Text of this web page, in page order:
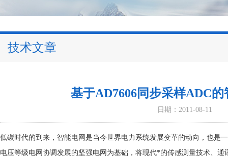
技术文章
基于AD7606同步采样ADC
日期：2011-08-11
低碳时代的到来，智能电网是当今世界电力系统发展变革的动向，也是
电压等级电网协调发展的坚强电网为基础，将现代*的传感测量技术、